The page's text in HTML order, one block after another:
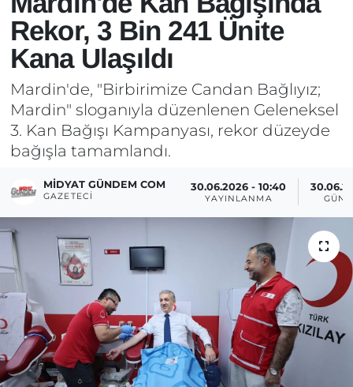
Rekor, 3 Bin 241 Ünite
Kana Ulaşıldı
Mardin'de, "Birbirimize Candan Bağlıyız;
Mardin" sloganıyla düzenlenen Geleneksel
3. Kan Bağışı Kampanyası, rekor düzeyde
bağışla tamamlandı.
MIDYAT GÜNDEM COM
GAZETECI
30.06.2026 - 10:40
YAYINLANMA